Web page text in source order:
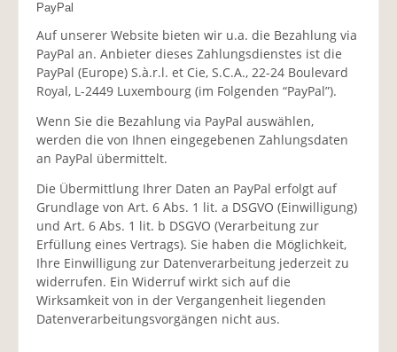
PayPal
Auf unserer Website bieten wir u.a. die Bezahlung via
PayPal an. Anbieter dieses Zahlungsdienstes ist die
PayPal (Europe) S.à.r.l. et Cie, S.C.A., 22-24 Boulevard
Royal, L-2449 Luxembourg (im Folgenden “PayPal”).
Wenn Sie die Bezahlung via PayPal auswählen,
werden die von Ihnen eingegebenen Zahlungsdaten
an PayPal übermittelt.
Die Übermittlung Ihrer Daten an PayPal erfolgt auf
Grundlage von Art. 6 Abs. 1 lit. a DSGVO (Einwilligung)
und Art. 6 Abs. 1 lit. b DSGVO (Verarbeitung zur
Erfüllung eines Vertrags). Sie haben die Möglichkeit,
Ihre Einwilligung zur Datenverarbeitung jederzeit zu
widerrufen. Ein Widerruf wirkt sich auf die
Wirksamkeit von in der Vergangenheit liegenden
Datenverarbeitungsvorgängen nicht aus.